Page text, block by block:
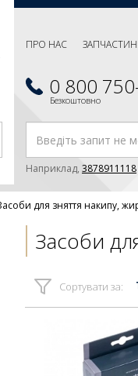
ПРО НАС
0 800
Безкоштовно
Наприклад, 3878911118
для зняття накипу,
Засоби
Сортувати за: